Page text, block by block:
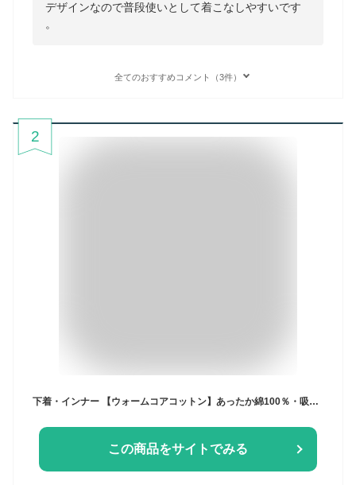
デザインなので普段使いとして着こなしやすいです
。
全てのおすすめコメント（3件）
2
下着・インナー 【ウォームコアコットン】あったか綿100％・吸湿発熱クルーネック長袖インナー2枚組 ニッセン nissen
この商品をサイトでみる